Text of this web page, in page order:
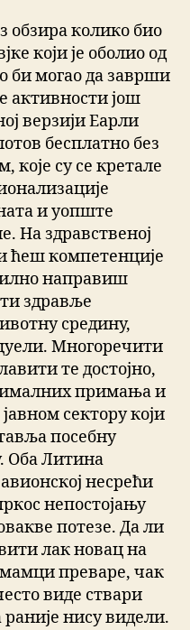
обзира колико био
који је оболио од
би могао да заврши
активности још
верзији Еарли
бесплатно без
које су се кретале
и уопште
На здравственој
ћеш компетенције
направиш
здравље
средину,
Многоречити
те достојно,
примања и
сектору који
посебну
Оба Литина
несрећи
непостојању
потезе. Да ли
лак новац на
преваре, чак
виде ствари
нису видели.